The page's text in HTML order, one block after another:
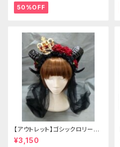
50%OFF
【アウトレット】ゴシックロリータ
ゴールドクラウン＆ホーン(ヴェ
ール付き)
¥3,150